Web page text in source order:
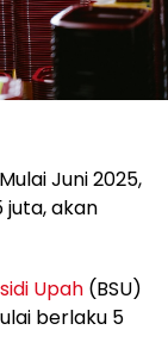
Mulai Juni 2025,
juta, akan
Upah (BSU)
berlaku 5